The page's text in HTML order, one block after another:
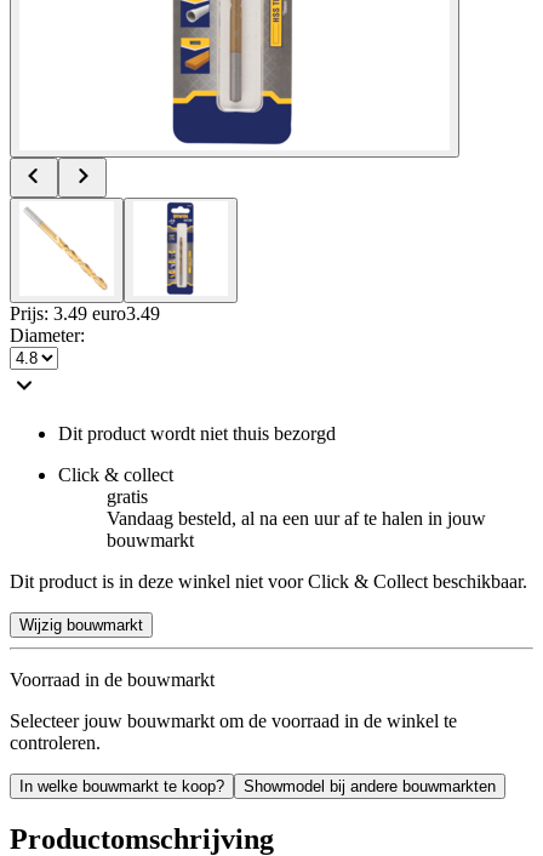
Prijs: 3.49 euro3.49
Diameter:
Dit product wordt niet thuis bezorgd
Click & collect
gratis
Vandaag besteld, al na een uur af te halen in jouw
bouwmarkt
Dit product is in deze winkel niet voor Click & Collect beschikbaar.
Wijzig bouwmarkt
Voorraad in de bouwmarkt
Selecteer jouw bouwmarkt om de voorraad in de winkel te
controleren.
In welke bouwmarkt te koop? Showmodel bij andere bouwmarkten
Productomschrijving